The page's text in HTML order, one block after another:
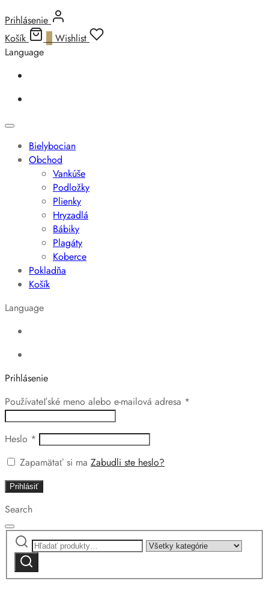
Prihlásenie
Košík
Wishlist
Language
Bielybocian
Obchod
Vankúše
Podložky
Plienky
Hryzadlá
Bábiky
Plagáty
Koberce
Pokladňa
Košík
Language
Prihlásenie
Používateľské meno alebo e-mailová adresa *
Heslo * Povinné
Zapamätať si ma Zabudli ste heslo?
Prihlásiť
Search
Hľadať:
Narrow
by
Vyhľadávanie